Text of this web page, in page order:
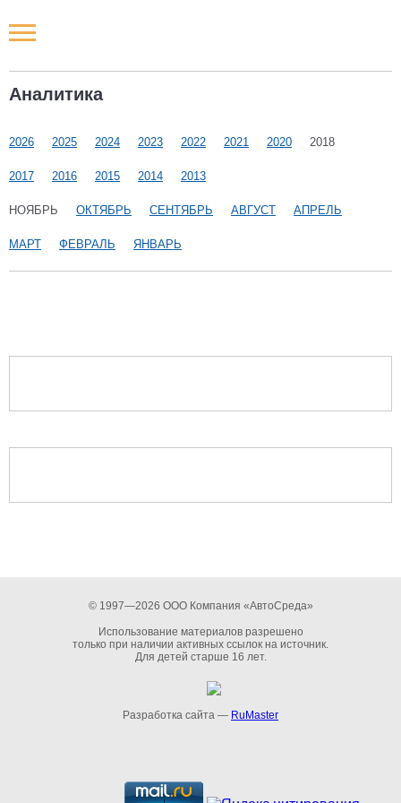
Аналитика
2026 2025 2024 2023 2022 2021 2020 2018
2017 2016 2015 2014 2013
НОЯБРЬ ОКТЯБРЬ СЕНТЯБРЬ АВГУСТ АПРЕЛЬ
МАРТ ФЕВРАЛЬ ЯНВАРЬ
© 1997—2026 ООО Компания «АвтоСреда»
Использование материалов разрешено
только при наличии активных ссылок на источник.
Для детей старше 16 лет.
Разработка сайта — RuMaster
Новости РФ
Наши мероприятия
Статьи